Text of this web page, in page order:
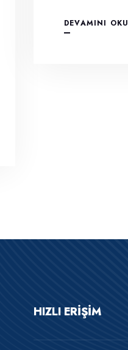
DEVAMINI OKU
HIZLI ERIŞIM